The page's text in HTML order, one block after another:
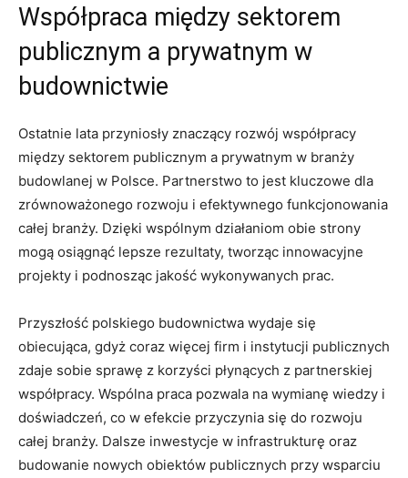
Współpraca ​między sektorem
publicznym a prywatnym w
budownictwie
Ostatnie lata przyniosły znaczący rozwój współpracy
między sektorem publicznym⁢ a prywatnym w branży
budowlanej w Polsce. Partnerstwo to jest kluczowe dla
zrównoważonego rozwoju i efektywnego funkcjonowania
całej branży. Dzięki wspólnym działaniom obie strony
mogą osiągnąć lepsze rezultaty, tworząc innowacyjne
projekty i⁢ podnosząc jakość wykonywanych prac.
Przyszłość‌ polskiego ⁣budownictwa wydaje się
obiecująca,‌ gdyż coraz więcej firm i instytucji publicznych
zdaje sobie sprawę z korzyści płynących z partnerskiej
współpracy. Wspólna praca pozwala na wymianę wiedzy i
doświadczeń, co w efekcie⁢ przyczynia się do rozwoju
całej ⁣branży. Dalsze inwestycje w infrastrukturę oraz
⁤budowanie nowych obiektów publicznych przy wsparciu